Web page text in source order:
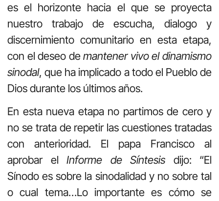
es el horizonte hacia el que se proyecta
nuestro trabajo de escucha, dialogo y
discernimiento comunitario en esta etapa,
con el deseo demantener vivo el dinamismo
sinodal, que ha implicado a todo el Pueblo de
Dios durante los últimos años.
En esta nueva etapa no partimos de cero y
no se trata de repetir las cuestiones tratadas
con anterioridad. El papa Francisco al
aprobar el Informe de Síntesis dijo: “El
Sínodo es sobre la sinodalidad y no sobre tal
o cual tema…Lo importante es cómo se